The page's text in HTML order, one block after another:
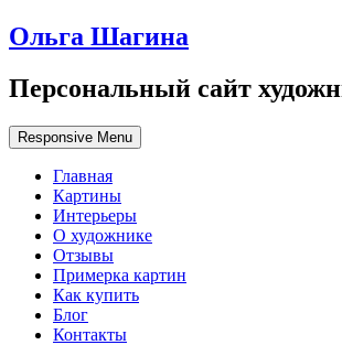
Ольга Шагина
Персональный сайт
Responsive Menu
Главная
Картины
Интерьеры
О художнике
Отзывы
Примерка картин
Как купить
Блог
Контакты